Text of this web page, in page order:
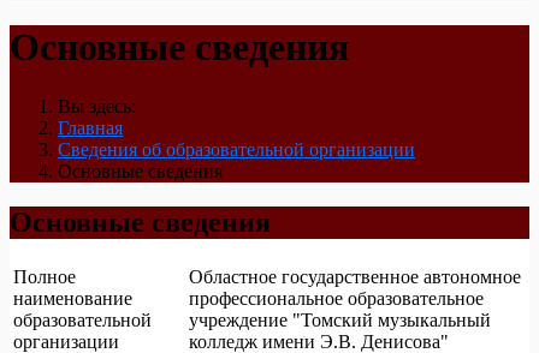
Основные сведения
Вы здесь:
Главная
Сведения об образовательной организации
Основные сведения
Основные сведения
Полное
наименование
образовательной
организации
Областное государственное автономное
профессиональное образовательное
учреждение "Томский музыкальный
колледж имени Э.В. Денисова"